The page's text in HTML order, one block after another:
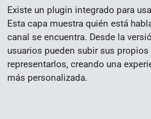
Existe un plugin integrado para
Esta capa muestra quién está
canal se encuentra. Desde la
usuarios pueden subir sus propios
representarlos, creando una
más personalizada.